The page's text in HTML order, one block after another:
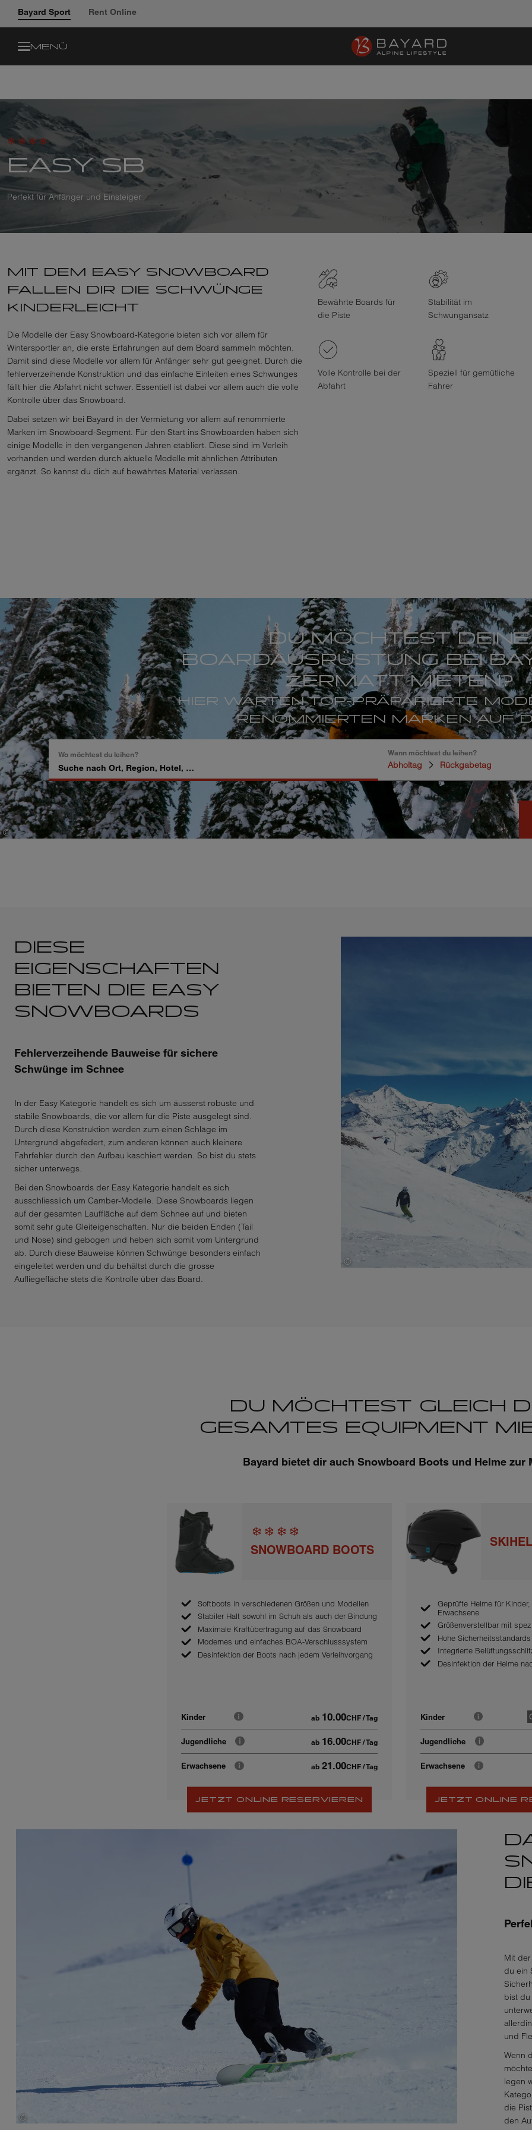
Bayard Sport Rent Online
MENÜ
EASY SB
Perfekt für Anfänger und Einsteiger
MIT DEM EASY SNOWBOARD
FALLEN DIR DIE SCHWÜNGE
KINDERLEICHT
Die Modelle der Easy Snowboard-Kategorie bieten sich vor allem für
Wintersportler an, die erste Erfahrungen auf dem Board sammeln möchten.
Damit sind diese Modelle vor allem für Anfänger sehr gut geeignet. Durch die
fehlerverzeihende Konstruktion und das einfache Einleiten eines Schwunges
fällt hier die Abfahrt nicht schwer. Essentiell ist dabei vor allem auch die volle
Kontrolle über das Snowboard.
Dabei setzen wir bei Bayard in der Vermietung vor allem auf renommierte
Marken im Snowboard-Segment. Für den Start ins Snowboarden haben sich
einige Modelle in den vergangenen Jahren etabliert. Diese sind im Verleih
vorhanden und werden durch aktuelle Modelle mit ähnlichen Attributen
ergänzt. So kannst du dich auf bewährtes Material verlassen.
Bewährte Boards für
die Piste
Stabilität im
Schwungansatz
Volle Kontrolle bei der
Abfahrt
Speziell für gemütliche
Fahrer
© Nick
DU MÖCHTEST DEINE
BOARDAUSRÜSTUNG BEI
ZERMATT MIETEN?
HIER WARTEN TOP-PRÄPARIERTE
RENOMMIERTEN MARKEN AUF
Wo möchtest du leihen?
Suche
nach
Ort,
Region,
Hotel,
…
Wann möchtest du leihen?
Abholtag Rückgabetag
DIESE
EIGENSCHAFTEN
BIETEN DIE EASY
SNOWBOARDS
Fehlerverzeihende Bauweise für sichere
Schwünge im Schnee
In der Easy Kategorie handelt es sich um äusserst robuste und
stabile Snowboards, die vor allem für die Piste ausgelegt sind.
Durch diese Konstruktion werden zum einen Schläge im
Untergrund abgefedert, zum anderen können auch kleinere
Fahrfehler durch den Aufbau kaschiert werden. So bist du stets
sicher unterwegs.
Bei den Snowboards der Easy Kategorie handelt es sich
ausschliesslich um Camber-Modelle. Diese Snowboards liegen
auf der gesamten Lauffläche auf dem Schnee auf und bieten
somit sehr gute Gleiteigenschaften. Nur die beiden Enden (Tail
und Nose) sind gebogen und heben sich somit vom Untergrund
ab. Durch diese Bauweise können Schwünge besonders einfach
eingeleitet werden und du behältst durch die grosse
Aufliegefläche stets die Kontrolle über das Board.
© Robert Bye
DU MÖCHTEST GLEICH
GESAMTES EQUIPMENT
Bayard bietet dir auch Snowboard Boots und Helme zur
SNOWBOARD BOOTS
Softboots in verschiedenen Größen und Modellen
Stabiler Halt sowohl im Schuh als auch der Bindung
Maximale Kraftübertragung auf das Snowboard
Modernes und einfaches BOA-Verschlusssystem
Desinfektion der Boots nach jedem Verleihvorgang
Kinder ab 10.00CHF / Tag
Jugendliche ab 16.00CHF/ Tag
Erwachsene ab 21.00CHF/ Tag
JETZT ONLINE RESERVIEREN
Geprüfte Helme für
Erwachsene
Größenverstellbar mit
Hohe
Integrierte
Desinfektion der Helme
Kinder
Jugendliche
Erwachsene
JETZT ONLINE
Mit
du ein
bist
und
Wenn
legen
die
den
©